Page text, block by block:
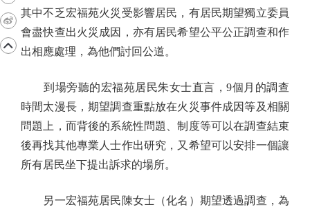
其中不乏宏福苑火災受影響居民，有居民期望獨立委員
會盡快查出火災成因，亦有居民希望公平公正調查和作
出相應處理，為他們討回公道。
到場旁聽的宏福苑居民朱女士直言，9個月的調查
時間太漫長，期望調查重點放在火災事件成因等及相關
問題上，而背後的系統性問題、制度等可以在調查結束
後再找其他專業人士作出研究，又希望可以安排一個讓
所有居民坐下提出訴求的場所。
另一宏福苑居民陳女士（化名）期望透過調查，為